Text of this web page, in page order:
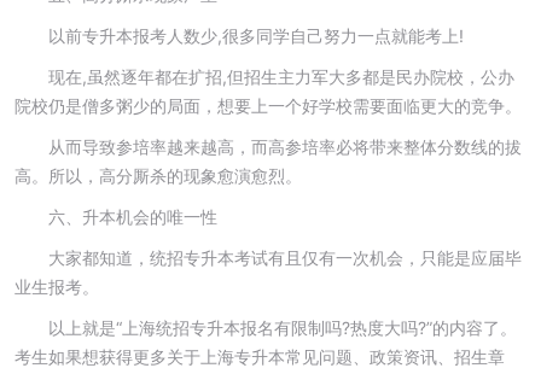
以前专升本报考人数少,很多同学自己努力一点就能考上!
现在,虽然逐年都在扩招,但招生主力军大多都是民办院校，公办
院校仍是僧多粥少的局面，想要上一个好学校需要面临更大的竞争。
从而导致参培率越来越高，而高参培率必将带来整体分数线的拔
高。所以，高分厮杀的现象愈演愈烈。
六、升本机会的唯一性
大家都知道，统招专升本考试有且仅有一次机会，只能是应届毕
业生报考。
以上就是“上海统招专升本报名有限制吗?热度大吗?”的内容了。
考生如果想获得更多关于上海专升本常见问题、政策资讯、招生章